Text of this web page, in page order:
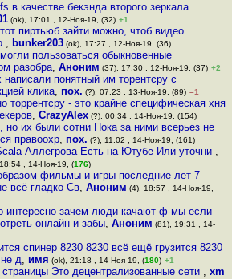
в качестве бекэнда второго зеркала
(ok), 17:01 , 12-Ноя-19, (32) +1
пиртьюб зайти можно, чтоб видео
, bunker203 (ok), 17:27 , 12-Ноя-19, (36)
пользоваться обыкновенные
разобра, Аноним (37), 17:30 , 12-Ноя-19, (37) +2
написали понятный им торентсру с
клика, пох. (?), 07:23 , 13-Ноя-19, (89) –1
торрентсру - это крайне специфическая хня
,CrazyAlex (?), 00:34 , 14-Ноя-19, (154)
но их были сотни Пока за ними всерьез не
правоохр, пох. (?), 11:02 , 14-Ноя-19, (161)
Аллегрова Есть на Ютубе Или уточни ,
, 14-Ноя-19, (176)
фильмы и игры последние лет 7
всё гладко Св, Аноним (4), 18:57 , 14-Ноя-19,
интересно зачем люди качают ф-мы если
онлайн и забы, Аноним (81), 19:31 , 14-
спинер 8230 8230 всё ещё грузится 8230
д, имя (ok), 21:18 , 14-Ноя-19, (180) +1
страницы Это децентрализованные сети , xm